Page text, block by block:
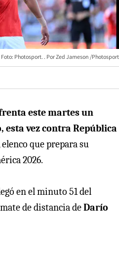
Foto: Photosport. Zed Jameson /Photosport
este martes un
vez contra República
elenco que prepara su
2026.
en el minuto 51 del
de distancia deDarío